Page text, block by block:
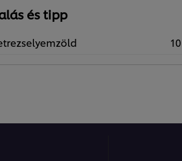
és tipp